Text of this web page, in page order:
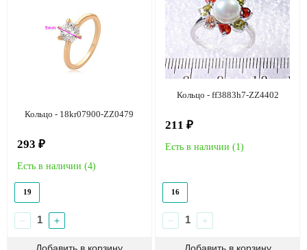
Кольцо - 18kr07900-ZZ0479
293 ₽
Есть в наличии (4)
19
− +
Кольцо - ff3883h7-ZZ4402
211 ₽
Есть в наличии (1)
16
− +